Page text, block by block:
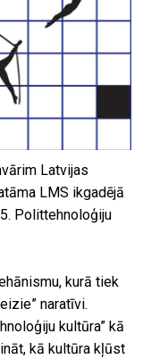
meklēt
Latvijas
LMS ikgadējā
Polittehnoloģiju
kurā tiek
naratīvi.
kultūra” kā
kā kultūra kļūst